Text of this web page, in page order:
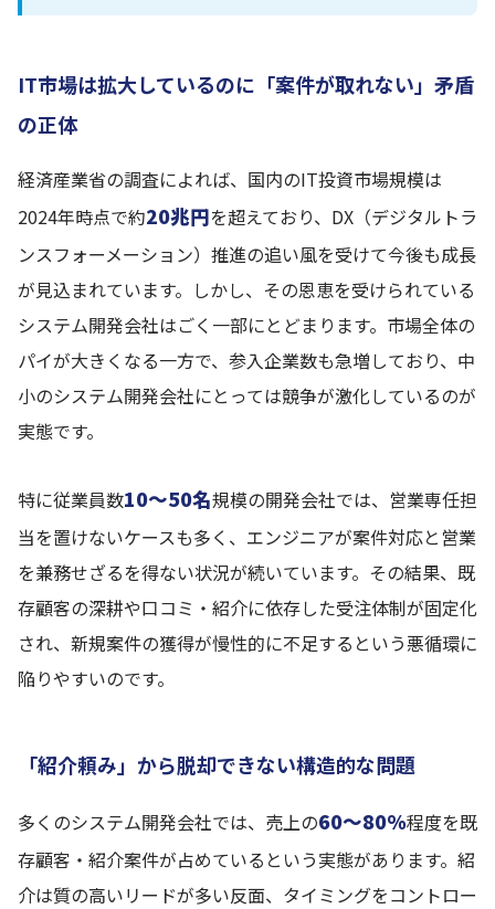
IT市場は拡大しているのに「案件が取れない」矛盾
の正体
経済産業省の調査によれば、国内のIT投資市場規模は
2024年時点で約20兆円を超えており、DX（デジタルトラ
ンスフォーメーション）推進の追い風を受けて今後も成長
が見込まれています。しかし、その恩恵を受けられている
システム開発会社はごく一部にとどまります。市場全体の
パイが大きくなる一方で、参入企業数も急増しており、中
小のシステム開発会社にとっては競争が激化しているのが
実態です。
特に従業員数10〜50名規模の開発会社では、営業専任担
当を置けないケースも多く、エンジニアが案件対応と営業
を兼務せざるを得ない状況が続いています。その結果、既
存顧客の深耕や口コミ・紹介に依存した受注体制が固定化
され、新規案件の獲得が慢性的に不足するという悪循環に
陥りやすいのです。
「紹介頼み」から脱却できない構造的な問題
多くのシステム開発会社では、売上の60〜80%程度を既
存顧客・紹介案件が占めているという実態があります。紹
介は質の高いリードが多い反面、タイミングをコントロー